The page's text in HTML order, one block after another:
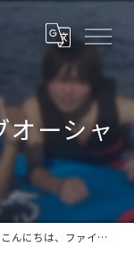
ーシャ
こんにちは、ファイブオーシャンです！！